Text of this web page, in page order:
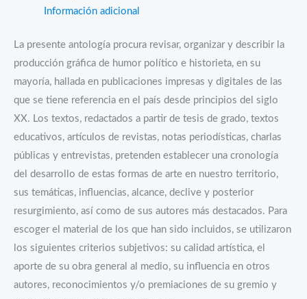
blanda)
cantidad
Información adicional
La presente antología procura revisar, organizar y describir la
producción gráfica de humor político e historieta, en su
mayoría, hallada en publicaciones impresas y digitales de las
que se tiene referencia en el país desde principios del siglo
XX. Los textos, redactados a partir de tesis de grado, textos
educativos, artículos de revistas, notas periodísticas, charlas
públicas y entrevistas, pretenden establecer una cronología
del desarrollo de estas formas de arte en nuestro territorio,
sus temáticas, influencias, alcance, declive y posterior
resurgimiento, así como de sus autores más destacados. Para
escoger el material de los que han sido incluidos, se utilizaron
los siguientes criterios subjetivos: su calidad artística, el
aporte de su obra general al medio, su influencia en otros
autores, reconocimientos y/o premiaciones de su gremio y